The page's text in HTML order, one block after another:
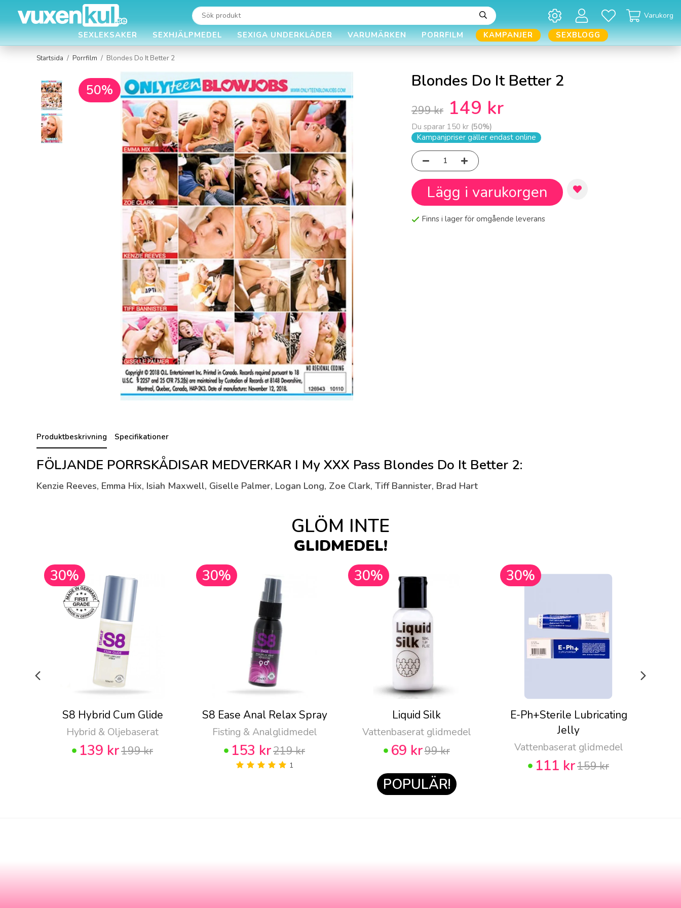
Varukorg
SEXLEKSAKER SEXHJÄLPMEDEL SEXIGA UNDERKLÄDER VARUMÄRKEN PORRFILM KAMPANJER SEXBLOGG
Startsida / Porrfilm / Blondes Do It Better 2
50% Blondes Do It Better 2
299 kr 149 kr
Du sparar 150 kr (50%)
Kampanjpriser gäller endast online
Lägg i varukorgen
Finns i lager för omgående leverans
Produktbeskrivning Specifikationer
FÖLJANDE PORRSKÅDISAR MEDVERKAR I My XXX Pass Blondes Do It Better 2:
Kenzie Reeves, Emma Hix, Isiah Maxwell, Giselle Palmer, Logan Long, Zoe Clark, Tiff Bannister, Brad Hart
GLÖM INTE
GLIDMEDEL!
30%
S8 Hybrid Cum Glide
Hybrid & Oljebaserat
139 kr199 kr
30%
S8 Ease Anal Relax Spray
Fisting & Analglidmedel
153 kr219 kr
1
30%
Liquid Silk
Vattenbaserat glidmedel
69 kr99 kr
POPULÄR!
30%
E-Ph+Sterile Lubricating
Jelly
Vattenbaserat glidmedel
111 kr159 kr